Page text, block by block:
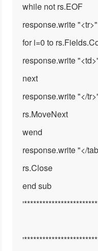
while not rs.EOF
response.write "<tr>"
for i=0 to
response.write
next
response.write "</
rs.MoveNext
wend
response.write "</
rs.Close
end sub